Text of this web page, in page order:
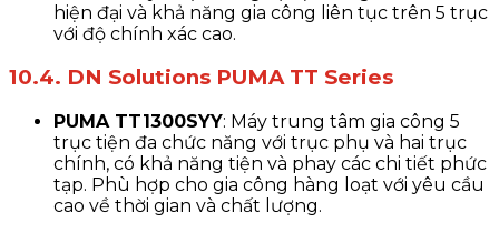
hiện đại và khả năng gia công liên tục trên 5 trục
với độ chính xác cao.
10.4. DN Solutions PUMA TT Series
PUMA TT1300SYY: Máy trung tâm gia công 5
trục tiện đa chức năng với trục phụ và hai trục
chính, có khả năng tiện và phay các chi tiết phức
tạp. Phù hợp cho gia công hàng loạt với yêu cầu
cao về thời gian và chất lượng.